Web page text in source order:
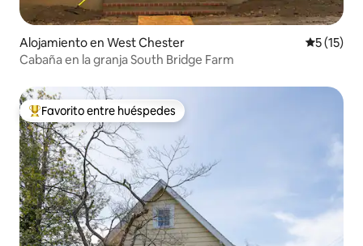
Alojamiento en West Chester
5 (15)
Cabaña en la granja South Bridge Farm
Favorito entre los huéspedes más destacados
Favorito entre huéspedes